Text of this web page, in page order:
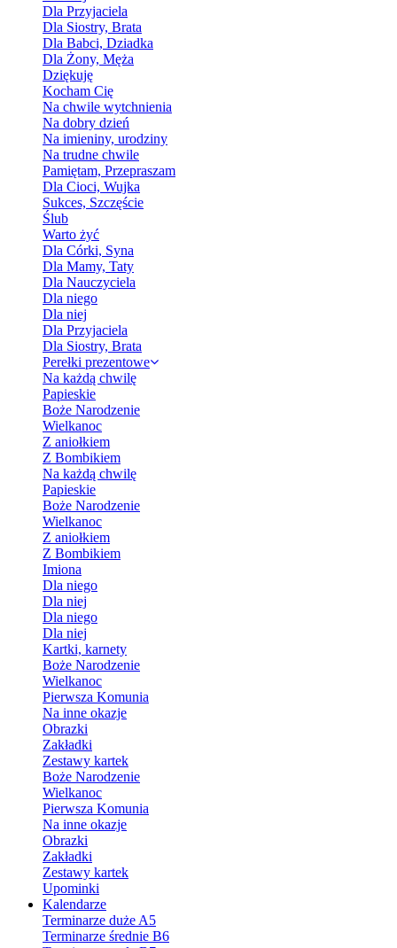
Dla Przyjaciela
Dla Siostry, Brata
Dla Babci, Dziadka
Dla Żony, Męża
Dziękuję
Kocham Cię
Na chwile wytchnienia
Na dobry dzień
Na imieniny, urodziny
Na trudne chwile
Pamiętam, Przepraszam
Dla Cioci, Wujka
Sukces, Szczęście
Ślub
Warto żyć
Dla Córki, Syna
Dla Mamy, Taty
Dla Nauczyciela
Dla niego
Dla niej
Dla Przyjaciela
Dla Siostry, Brata
Perełki prezentowe
Na każdą chwilę
Papieskie
Boże Narodzenie
Wielkanoc
Z aniołkiem
Z Bombikiem
Na każdą chwilę
Papieskie
Boże Narodzenie
Wielkanoc
Z aniołkiem
Z Bombikiem
Imiona
Dla niego
Dla niej
Dla niego
Dla niej
Kartki, karnety
Boże Narodzenie
Wielkanoc
Pierwsza Komunia
Na inne okazje
Obrazki
Zakładki
Zestawy kartek
Boże Narodzenie
Wielkanoc
Pierwsza Komunia
Na inne okazje
Obrazki
Zakładki
Zestawy kartek
Upominki
Kalendarze
Terminarze duże A5
Terminarze średnie B6